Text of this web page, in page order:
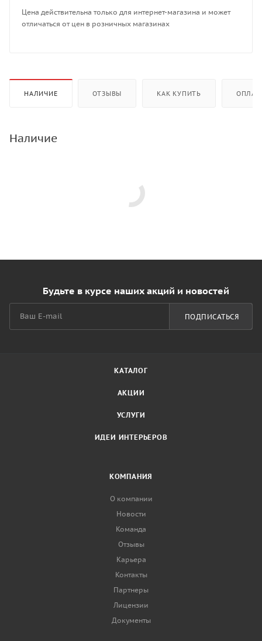
Цена действительна только для интернет-магазина и может
отличаться от цен в розничных магазинах
НАЛИЧИЕ ОТЗЫВЫ КАК КУПИТЬ
Наличие
Будьте в курсе наших акций и новостей
ПОДПИСАТЬСЯ
КАТАЛОГ
АКЦИИ
УСЛУГИ
ИДЕИ ИНТЕРЬЕРОВ
КОМПАНИЯ
О компании
Новости
Команда
Отзывы
Карьера
Контакты
Партнеры
Лицензии
Документы